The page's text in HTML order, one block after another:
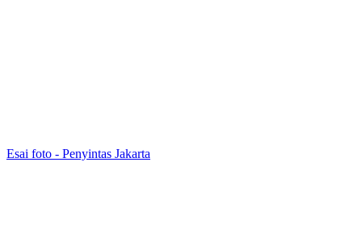
Esai foto - Penyintas Jakarta